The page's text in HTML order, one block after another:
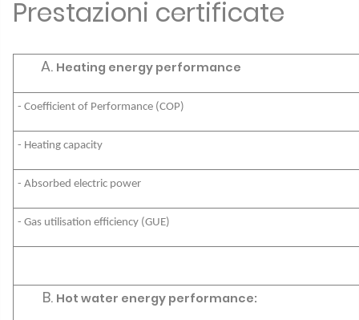
Prestazioni certificate
Heating energy performance
- Coefficient of Performance (COP)
- Heating capacity
- Absorbed electric power
- Gas utilisation efficiency (GUE)
Hot water energy performance: